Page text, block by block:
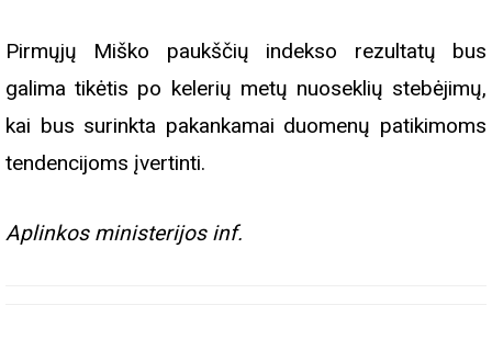
Pirmųjų Miško paukščių indekso rezultatų bus
galima tikėtis po kelerių metų nuoseklių stebėjimų,
kai bus surinkta pakankamai duomenų patikimoms
tendencijoms įvertinti.
Aplinkos ministerijos inf.